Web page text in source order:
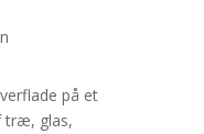
på et
træ, glas,